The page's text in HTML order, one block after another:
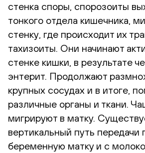
стенка споры, спорозоиты
тонкого отдела кишечника,
стенку, где происходит их
тахизоиты. Они начинают
стенке кишки, в результате
энтерит. Продолжают
крупных сосудах и в итоге,
различные органы и ткани.
мигрируют в матку.
вертикальный путь передачи
беременную матку и с